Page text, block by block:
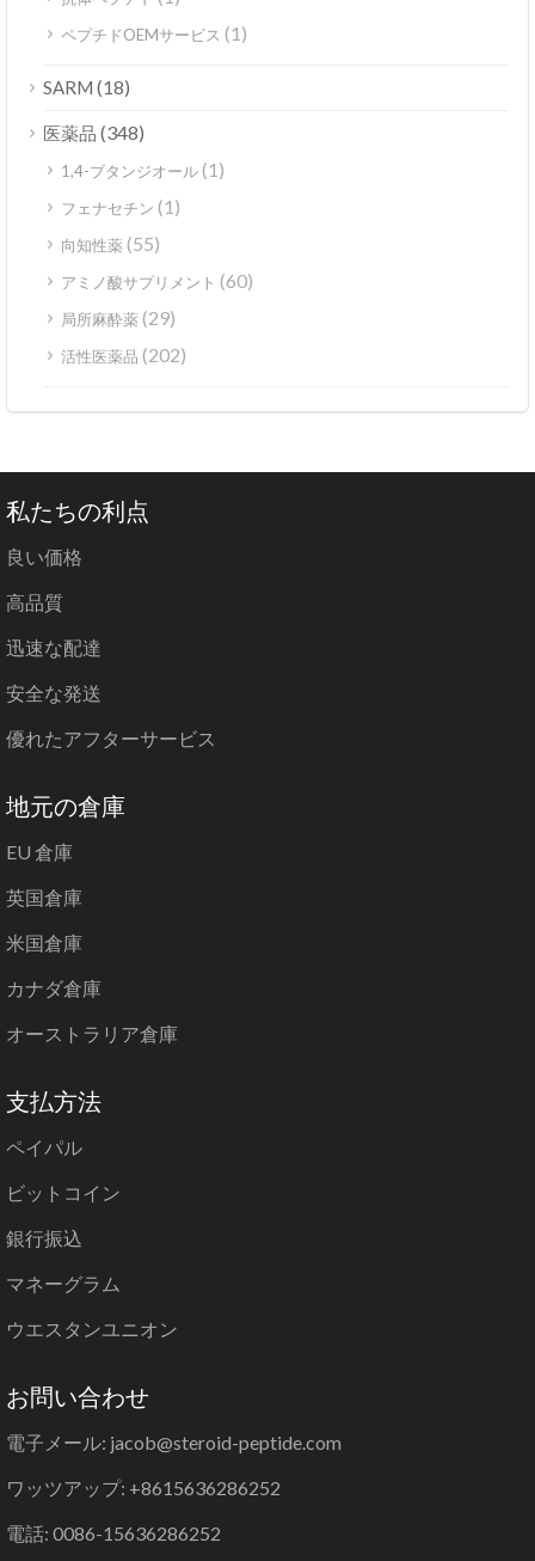
ペプチドOEMサービス (1)
SARM (18)
医薬品 (348)
1,4-ブタンジオール(1)
フェナセチン (1)
向知性薬 (55)
アミノ酸サプリメント (60)
局所麻酔薬 (29)
活性医薬品 (202)
私たちの利点
良い価格
高品質
迅速な配達
安全な発送
優れたアフターサービス
地元の倉庫
EU 倉庫
英国倉庫
米国倉庫
カナダ倉庫
オーストラリア倉庫
支払方法
ペイパル
ビットコイン
銀行振込
マネーグラム
ウエスタンユニオン
お問い合わせ
電子メール: jacob@steroid-peptide.com
ワッツアップ: +8615636286252
電話: 0086-15636286252